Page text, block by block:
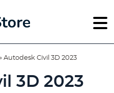
Autodesk Civil 3D 2023
3D 2023